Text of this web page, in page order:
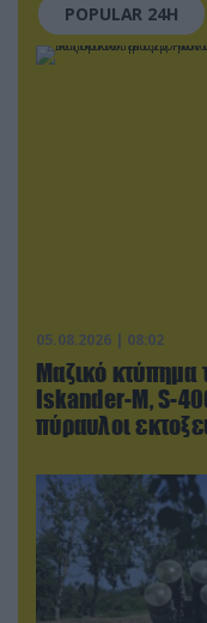
POPULAR 24H
05.08.2026 | 08:02
Μαζικό κτύπημα
Iskander-Μ, S-
πύραυλοι